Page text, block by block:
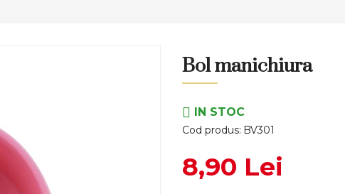
Bol manichiura
IN STOC
Cod produs: BV301
8,90 Lei